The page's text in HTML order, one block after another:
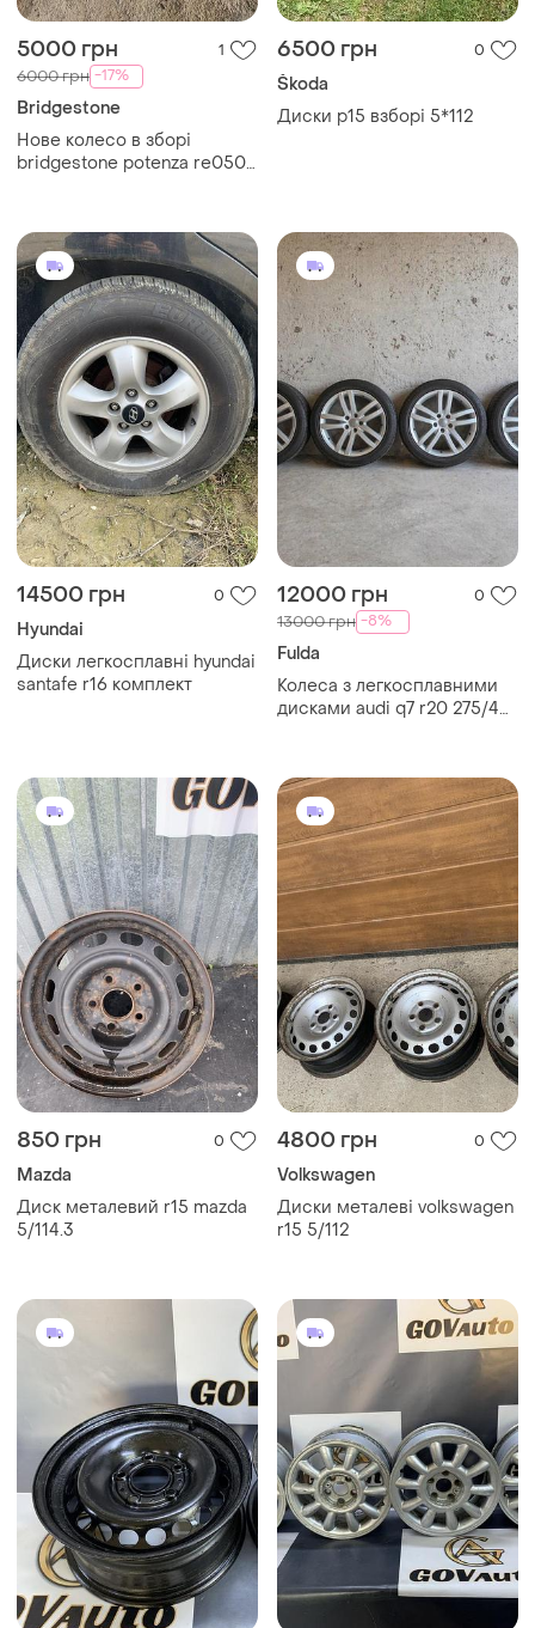
5000 грн 1
6000 грн -17%
Bridgestone
Нове колесо в зборі
bridgestone potenza re050
6500 грн 0
Škoda
Диски р15 взборі 5*112
14500 грн 0
Hyundai
Диски легкосплавні hyundai
santafe r16 комплект
12000 грн 0
13000 грн -8%
Fulda
Колеса з легкосплавними
дисками audi q7 r20 275/45
850 грн 0
Mazda
Диск металевий r15 mazda
5/114.3
4800 грн 0
Volkswagen
Диски металеві volkswagen
r15 5/112